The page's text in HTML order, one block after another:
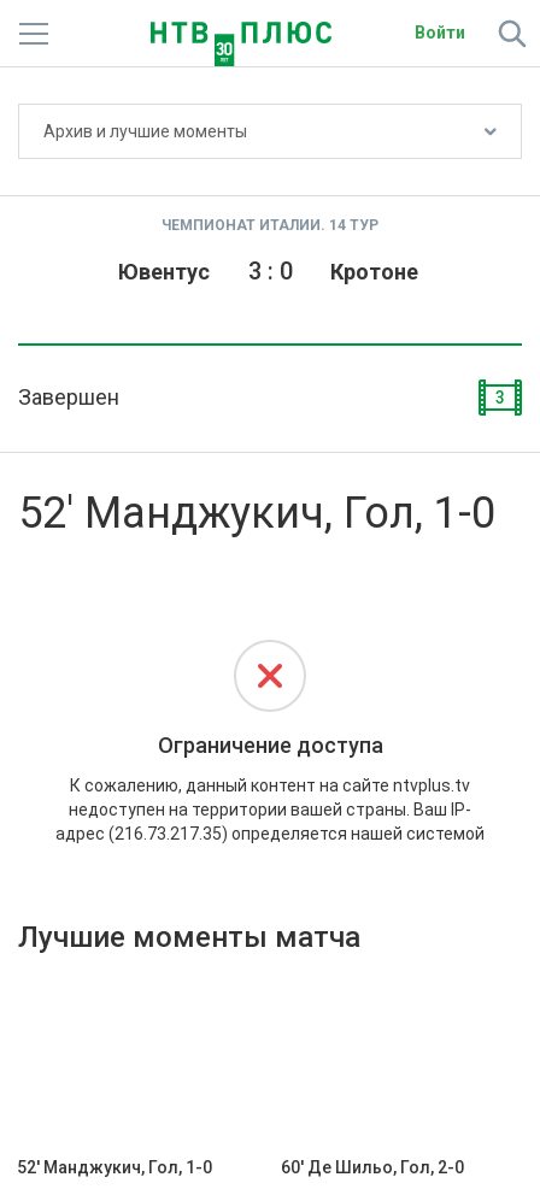
Войти
О сайте
Архив и лучшие моменты
ЧЕМПИОНАТ ИТАЛИИ. 14 ТУР
Ювентус Кротоне
3 : 0
Завершен 3
52' Манджукич, Гол, 1-0
Лучшие моменты матча
52' Манджукич, Гол, 1-0 60' Де Шильо, Гол, 2-0